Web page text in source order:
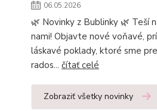
06.05.2026
🌿 Novinky z Bublinky 🌿 Teší
nami! Objavte nové voňavé,
láskavé poklady, ktoré sme
rados... čítať celé
Zobraziť všetky novinky